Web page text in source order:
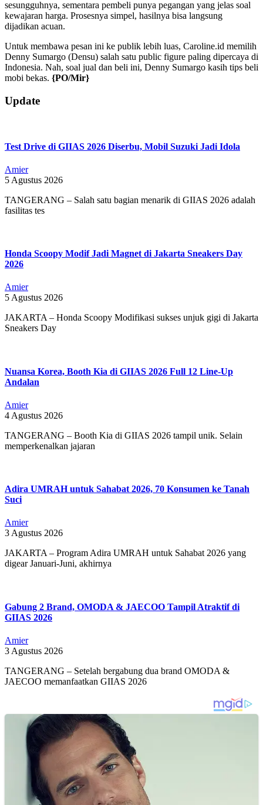
sesungguhnya, sementara pembeli punya pegangan yang jelas soal
kewajaran harga. Prosesnya simpel, hasilnya bisa langsung
dijadikan acuan.
Untuk membawa pesan ini ke publik lebih luas, Caroline.id memilih
Denny Sumargo (Densu) salah satu public figure paling dipercaya di
Indonesia. Nah, soal jual dan beli ini, Denny Sumargo kasih tips beli
mobi bekas. {PO/Mir}
2026-
07-
Update
Test Drive di GIIAS 2026 Diserbu, Mobil Suzuki Jadi Idola
Amier
5 Agustus 2026
TANGERANG – Salah satu bagian menarik di GIIAS 2026 adalah
fasilitas tes
Honda Scoopy Modif Jadi Magnet di Jakarta Sneakers Day
2026
Amier
5 Agustus 2026
JAKARTA – Honda Scoopy Modifikasi sukses unjuk gigi di Jakarta
Sneakers Day
Nuansa Korea, Booth Kia di GIIAS 2026 Full 12 Line-Up
Andalan
Amier
4 Agustus 2026
TANGERANG – Booth Kia di GIIAS 2026 tampil unik. Selain
memperkenalkan jajaran
Adira UMRAH untuk Sahabat 2026, 70 Konsumen ke Tanah
Suci
Amier
3 Agustus 2026
JAKARTA – Program Adira UMRAH untuk Sahabat 2026 yang
digear Januari-Juni, akhirnya
Gabung 2 Brand, OMODA & JAECOO Tampil Atraktif di
GIIAS 2026
Amier
3 Agustus 2026
TANGERANG – Setelah bergabung dua brand OMODA &
JAECOO memanfaatkan GIIAS 2026